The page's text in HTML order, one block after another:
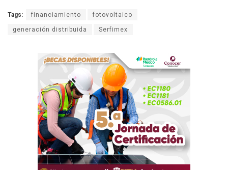
Tags: financiamiento fotovoltaico
generación distribuida Serfimex